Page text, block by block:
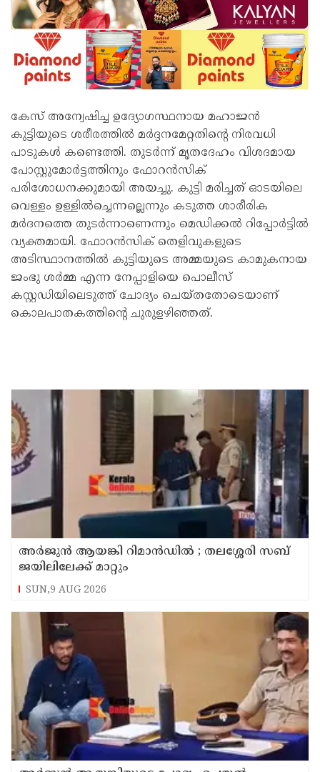
കേസ് അന്വേഷിച്ച ഉദ്യോഗസ്ഥനായ മഹാജൻ
കുട്ടിയുടെ ശരീരത്തിൽ മർദ്ദനമേറ്റതിന്റെ നിരവധി
പാടുകൾ കണ്ടെത്തി. തുടർന്ന് മൃതദേഹം വിശദമായ
പോസ്റ്റുമോർട്ടത്തിനും ഫോറൻസിക്
പരിശോധനക്കുമായി അയച്ചു. കുട്ടി മരിച്ചത് ഓടയിലെ
വെള്ളം ഉള്ളിൽച്ചെന്നല്ലെന്നും കടുത്ത ശാരീരിക
മർദനത്തെ തുടർന്നാണെന്നും മെഡിക്കൽ റിപ്പോർട്ടിൽ
വ്യക്തമായി. ഫോറൻസിക് തെളിവുകളുടെ
അടിസ്ഥാനത്തിൽ കുട്ടിയുടെ അമ്മയുടെ കാമുകനായ
ജംഭു ശർമ്മ എന്ന നേപ്പാളിയെ പൊലീസ്
കസ്റ്റഡിയിലെടുത്ത് ചോദ്യം ചെയ്തതോടെയാണ്
കൊലപാതകത്തിന്റെ ചുരുളഴിഞ്ഞത്.
അര്‍ജുന്‍ ആയങ്കി റിമാന്‍ഡില്‍ ; തലശ്ശേരി സബ്
ജയിലിലേക്ക് മാറ്റും
SUN,9 AUG 2026